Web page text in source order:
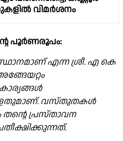
വിമർശനം
പൂർണരൂപം:
എന്ന ശ്രീ. എ കെ
വസ്തുതകൾ
തന്റെ പ്രസ്താവന